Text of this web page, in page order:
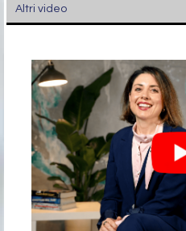
Altri video